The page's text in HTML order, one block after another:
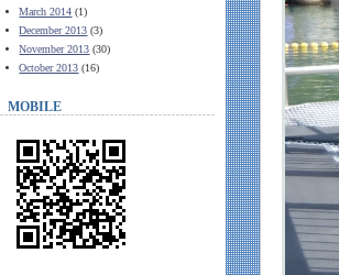
March 2014 (1)
December 2013 (3)
November 2013 (30)
October 2013 (16)
MOBILE